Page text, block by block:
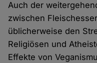
Auch der
zwischen
üblicherweise den
Religiösen und
Effekte von